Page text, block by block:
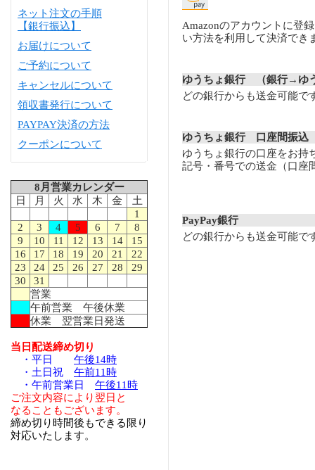
ネット注文の手順
【銀行振込】
お届けについて
ご予約について
キャンセルについて
領収書発行について
PAYPAY決済の方法
クーポンについて
8月営業カレンダー
日
月 火 水 木 金
土
1
2
3 4 5 6 7
8
9
10 11 12 13 14
15
16
17 18 19 20 21
22
23
24 25 26 27 28
29
30
31
営業
午前営業 午後休業
休業 翌営業日発送
当日配送締め切り
・平日 午後14時
・土日祝 午前11時
・午前営業日 午後11時
ご注文内容により翌日と
なることもございます。
締め切り時間後もできる限り
対応いたします。
Amazonのアカウントに登
い方法を利用して決済でき
ゆうちょ銀行 （銀行→ゆ
どの銀行からも送金可能で
ゆうちょ銀行 口座間振込
ゆうちょ銀行の口座をお持
記号・番号での送金（口座
PayPay銀行
どの銀行からも送金可能で